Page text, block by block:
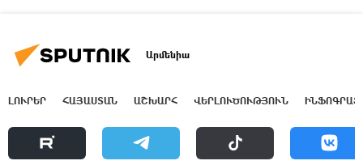
Արմենիա
ԼՈՒՐԵՐ ՀԱՅԱՍՏԱՆ ԱՇԽԱՐՀ ՎԵՐԼՈՒԾՈՒԹՅՈՒՆ